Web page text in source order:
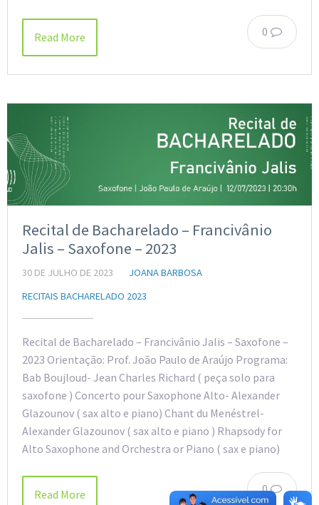
0
Read More
Recital de Bacharelado – Francivânio
Jalis – Saxofone – 2023
30 DE JULHO DE 2023
JOANA BARBOSA
RECITAIS BACHARELADO 2023
Recital de Bacharelado – Francivânio Jalis – Saxofone –
2023 Orientação: Prof. João Paulo de Araújo Programa:
Bab Boujloud- Jean Charles Richard ( peça solo para
saxofone ) Concerto pour Saxophone Alto- Alexander
Glazounov ( sax alto e piano) Chant du Menéstrel-
Alexander Glazounov ( sax alto e piano ) Rhapsody for
Alto Saxophone and Orchestra or Piano ( sax e piano)
0
Read More